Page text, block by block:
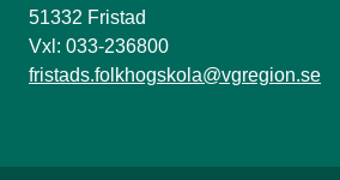
51332 Fristad
Vxl: 033-236800
fristads.folkhogskola@vgregion.se